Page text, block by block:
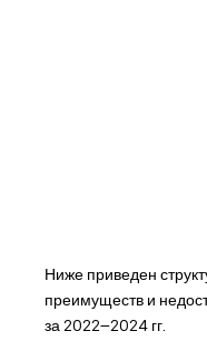
Ниже приведен
преимуществ и
за 2022–2024 гг.